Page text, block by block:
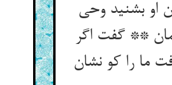
او بشنید وحی
** گفت اگر
ما را کو نشان‏